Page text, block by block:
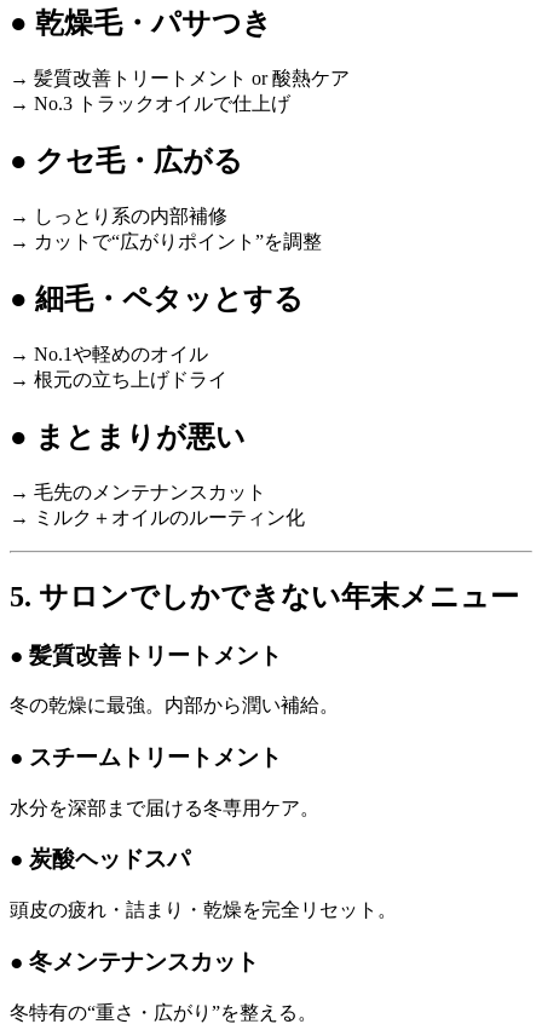
● 乾燥毛・パサつき
→ 髪質改善トリートメント or 酸熱ケア
→ No.3 トラックオイルで仕上げ
● クセ毛・広がる
→ しっとり系の内部補修
→ カットで“広がりポイント”を調整
● 細毛・ペタッとする
→ No.1や軽めのオイル
→ 根元の立ち上げドライ
● まとまりが悪い
→ 毛先のメンテナンスカット
→ ミルク＋オイルのルーティン化
5. サロンでしかできない年末メニュー
● 髪質改善トリートメント
冬の乾燥に最強。内部から潤い補給。
● スチームトリートメント
水分を深部まで届ける冬専用ケア。
● 炭酸ヘッドスパ
頭皮の疲れ・詰まり・乾燥を完全リセット。
● 冬メンテナンスカット
冬特有の“重さ・広がり”を整える。